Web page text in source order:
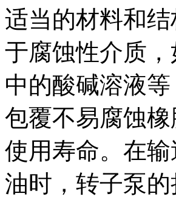
适当的材料和
于腐蚀性介质
中的酸碱溶液
包覆不易腐蚀
使用寿命。在
油时，转子泵